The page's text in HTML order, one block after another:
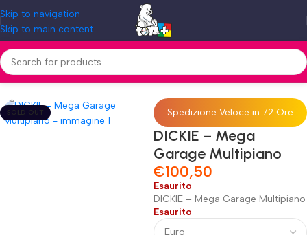
Skip to navigation
Skip to main content
Home»Shop»DICKIE – Mega Garage Multipiano
SOLD OUT Spedizione Veloce in 72 Ore
DICKIE – Mega
Garage Multipiano
€100,50
Esaurito
DICKIE – Mega Garage Multipiano
Esaurito